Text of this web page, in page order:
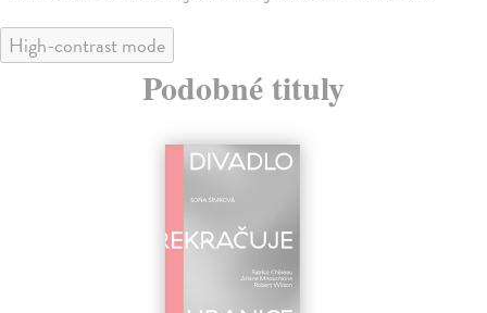
High-contrast mode
Podobné tituly